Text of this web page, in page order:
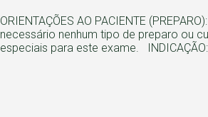
ORIENTAÇÕES AO PACIENTE
necessário nenhum tipo de preparo ou
especiais para este exame.